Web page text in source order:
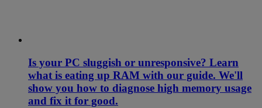
Is your PC sluggish or unresponsive? Learn
what is eating up RAM with our guide. We'll
show you how to diagnose high memory usage
and fix it for good.